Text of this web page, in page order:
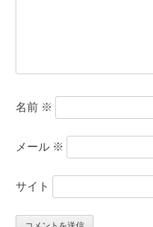
名前 ※
メール ※
サイト